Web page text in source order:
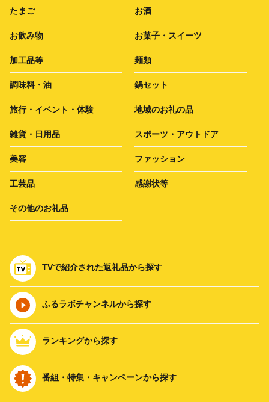
たまご お酒
お飲み物 お菓子・スイーツ
加工品等 麺類
調味料・油 鍋セット
旅行・イベント・体験 地域のお礼の品
雑貨・日用品 スポーツ・アウトドア
美容 ファッション
工芸品 感謝状等
その他のお礼品
TVで紹介された返礼品から探す
ふるラボチャンネルから探す
ランキングから探す
番組・特集・キャンペーンから探す